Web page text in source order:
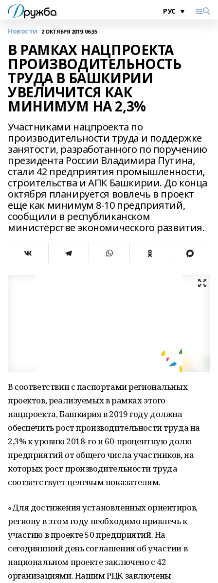
Новости 2 ОКТЯБРЯ 2019, 06:35
В РАМКАХ НАЦПРОЕКТА
ПРОИЗВОДИТЕЛЬНОСТЬ
ТРУДА В БАШКИРИИ
УВЕЛИЧИТСЯ КАК
МИНИМУМ НА 2,3%
Участниками нацпроекта по
производительности труда и поддержке
занятости, разработанного по поручению
президента России Владимира Путина,
стали 42 предприятия промышленности,
строительства и АПК Башкирии. До конца
октября планируется вовлечь в проект
еще как минимум 8-10 предприятий,
сообщили в республиканском
министерстве экономического развития.
В соответствии с паспортами региональных
проектов, реализуемых в рамках этого
нацпроекта, Башкирия в 2019 году должна
обеспечить рост производительности труда на
2,3% к уровню 2018-го и 60-процентную долю
предприятий от общего числа участников, на
которых рост производительности труда
соответствует целевым показателям.
«Для достижения установленных ориентиров,
региону в этом году необходимо привлечь к
участию в проекте 50 предприятий. На
сегодняшний день соглашения об участии в
национальном проекте заключено с 42
организациями. Нашим РЦК заключены